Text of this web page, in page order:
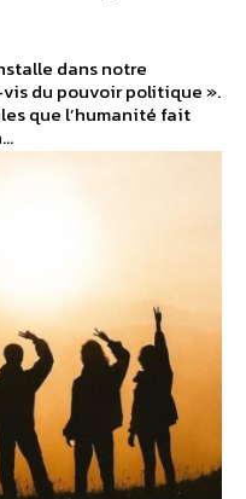
dans notre
du pouvoir politique ».
que l’humanité fait